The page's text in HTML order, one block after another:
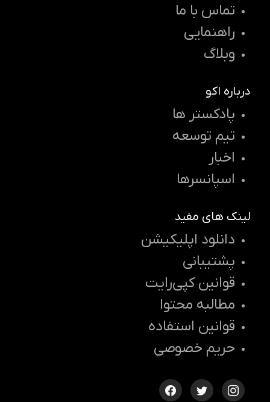
تماس با ما
راهنمایی
وبلاگ
درباره اکو
پادکستر ها
تیم توسعه
اخبار
اسپانسرها
لینک های مفید
دانلود اپلیکیشن
پشتیبانی
قوانین کپی‌رایت
مطالبه محتوا
قوانین استفاده
حریم خصوصی